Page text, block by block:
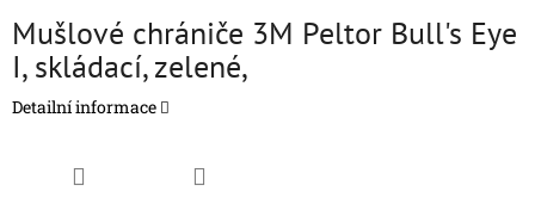
Mušlové chrániče 3M Peltor Bull's Eye
I, skládací, zelené,
Detailní informace